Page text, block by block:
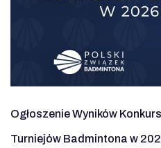
Ogłoszenie Wyników
Turniejów Badmintona w